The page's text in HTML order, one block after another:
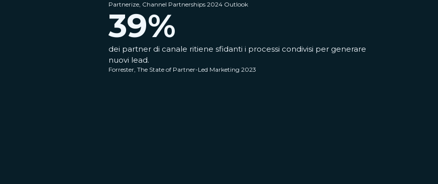
Partnerize, Channel Partnerships 2024 Outlook
39%
dei partner di canale ritiene sfidanti i processi condivisi per generare
nuovi lead.
Forrester, The State of Partner-Led Marketing 2023